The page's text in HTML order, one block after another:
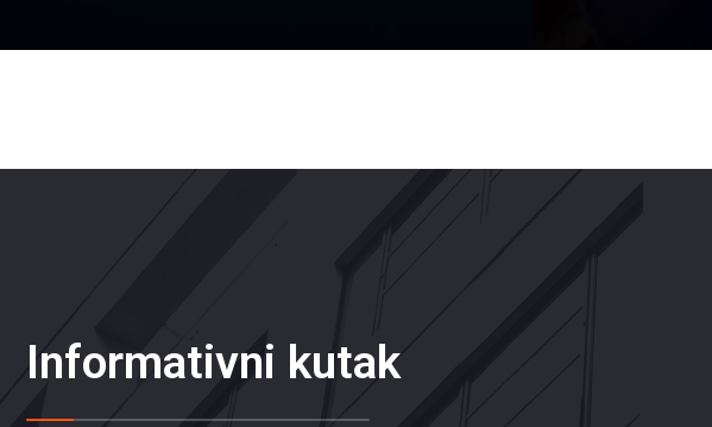
Informativni kutak